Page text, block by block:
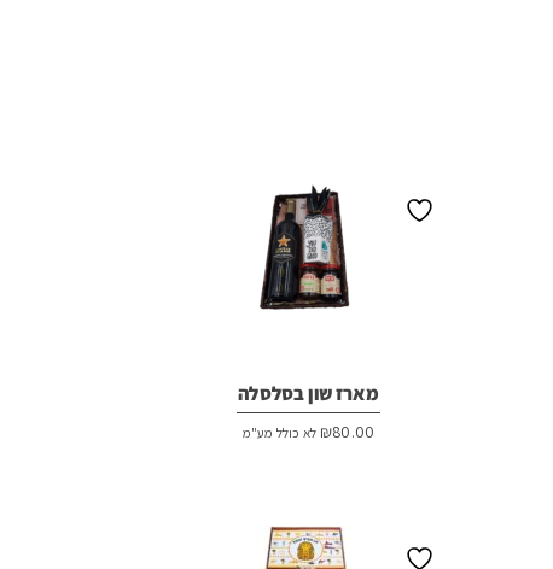
מארז שון בסלסלה
₪80.00 לא כולל מע"מ